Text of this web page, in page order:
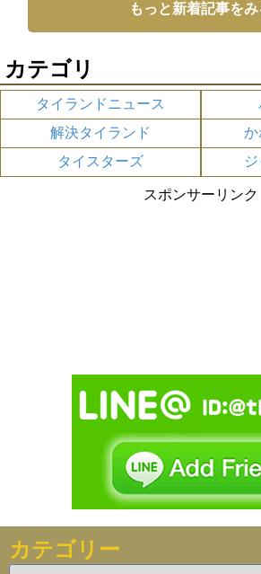
もっと新着記事をみ
カテゴリ
タイランドニュース
解決タイランド
か
タイスターズ
スポンサーリンク
カテゴリー